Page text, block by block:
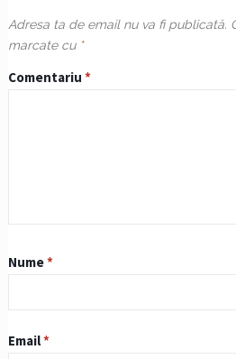
Adresa ta de email nu va fi publicată.
marcate cu *
Comentariu *
Nume*
Email*